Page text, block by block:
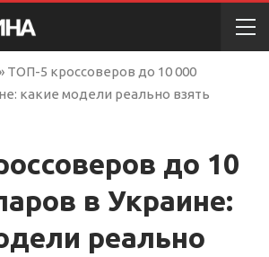
» ТОП-5 кроссоверов до 10 000
какие модели реально взять
до 10
в Украине:
реально